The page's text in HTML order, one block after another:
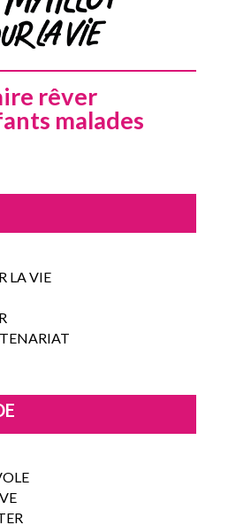
rêver
malades
LA VIE